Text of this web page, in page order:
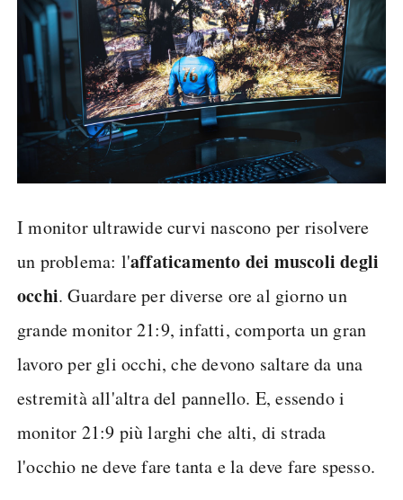
I monitor ultrawide curvi nascono per risolvere
un problema: l'affaticamento dei muscoli degli
occhi. Guardare per diverse ore al giorno un
grande monitor 21:9, infatti, comporta un gran
lavoro per gli occhi, che devono saltare da una
estremità all'altra del pannello. E, essendo i
monitor 21:9 più larghi che alti, di strada
l'occhio ne deve fare tanta e la deve fare spesso.